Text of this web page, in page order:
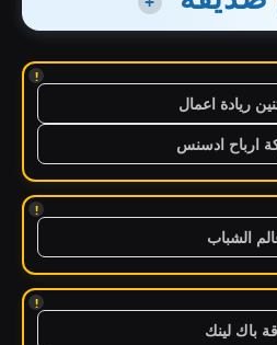
!
ريادة اعمال
ارباح ادسنس
!
الشباب
!
باك لينك